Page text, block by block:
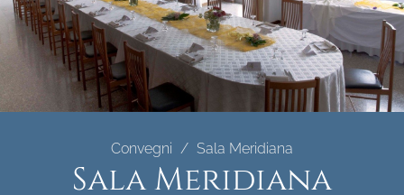
Convegni Sala Meridiana
Sala Meridiana